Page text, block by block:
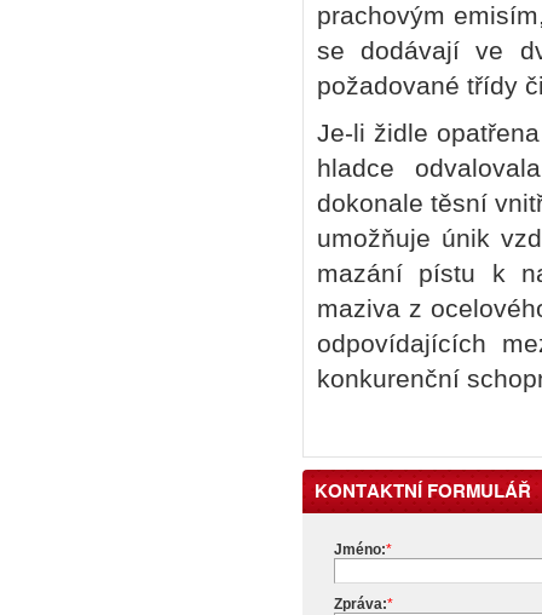
prachovým
se dodávají ve
požadované třídy
Je-li židle
hladce
dokonale těsní
umožňuje únik
mazání pístu k
maziva z
odpovídajících
konkurenční
KONTAKTNÍ FORMULÁŘ
Jméno:*
Zpráva:*